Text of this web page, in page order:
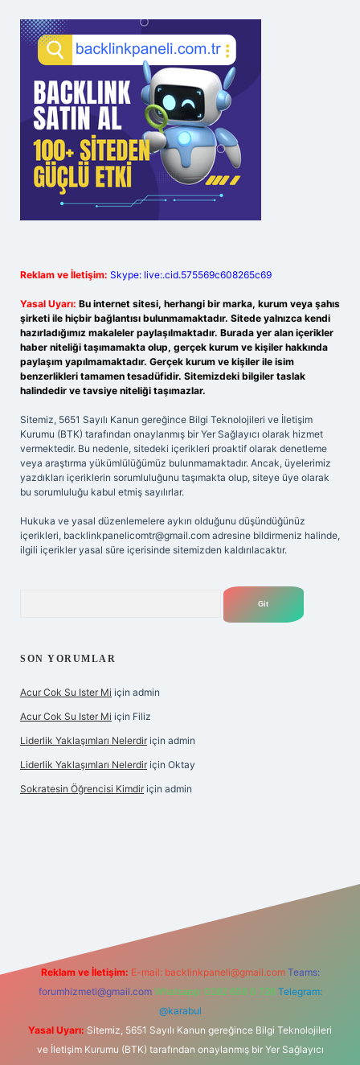
Reklam ve İletişim: Skype: live:.cid.575569c608265c69
Yasal Uyarı: Bu internet sitesi, herhangi bir marka, kurum veya şahıs
şirketi ile hiçbir bağlantısı bulunmamaktadır. Sitede yalnızca kendi
hazırladığımız makaleler paylaşılmaktadır. Burada yer alan içerikler
haber niteliği taşımamakta olup, gerçek kurum ve kişiler hakkında
paylaşım yapılmamaktadır. Gerçek kurum ve kişiler ile isim
benzerlikleri tamamen tesadüfidir. Sitemizdeki bilgiler taslak
halindedir ve tavsiye niteliği taşımazlar.
Sitemiz, 5651 Sayılı Kanun gereğince Bilgi Teknolojileri ve İletişim
Kurumu (BTK) tarafından onaylanmış bir Yer Sağlayıcı olarak hizmet
vermektedir. Bu nedenle, sitedeki içerikleri proaktif olarak denetleme
veya araştırma yükümlülüğümüz bulunmamaktadır. Ancak, üyelerimiz
yazdıkları içeriklerin sorumluluğunu taşımakta olup, siteye üye olarak
bu sorumluluğu kabul etmiş sayılırlar.
Hukuka ve yasal düzenlemelere aykırı olduğunu düşündüğünüz
içerikleri, backlinkpanelicomtr@gmail.com adresine bildirmeniz halinde,
ilgili içerikler yasal süre içerisinde sitemizden kaldırılacaktır.
SON YORUMLAR
Acur Cok Su Ister Mi için admin
Acur Cok Su Ister Mi için Filiz
Liderlik Yaklaşımları Nelerdir için admin
Liderlik Yaklaşımları Nelerdir için Oktay
Sokratesin Öğrencisi Kimdir için admin
Reklam ve İletişim: E-mail: backlinkpaneli@gmail.com Teams:
forumhizmeti@gmail.com Whatsapp: 0262 606 0 726 Telegram:
@karabul
Yasal Uyarı: Sitemiz, 5651 Sayılı Kanun gereğince Bilgi Teknolojileri
ve İletişim Kurumu (BTK) tarafından onaylanmış bir Yer Sağlayıcı